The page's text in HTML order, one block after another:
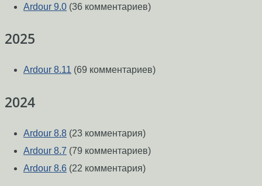
Ardour 9.0 (36 комментариев)
2025
Ardour 8.11 (69 комментариев)
2024
Ardour 8.8 (23 комментария)
Ardour 8.7 (79 комментариев)
Ardour 8.6 (22 комментария)